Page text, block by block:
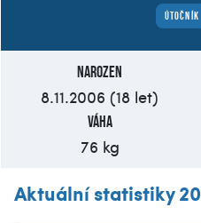
ÚTOČNÍK
Narozen
8.11.2006 (18 let)
Váha
76 kg
Aktuální statistiky